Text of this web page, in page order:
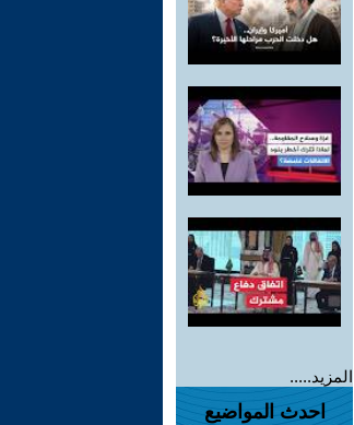
المزيد.....
احدث المواضيع